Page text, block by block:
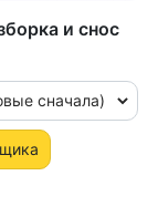
и снос
сначала)